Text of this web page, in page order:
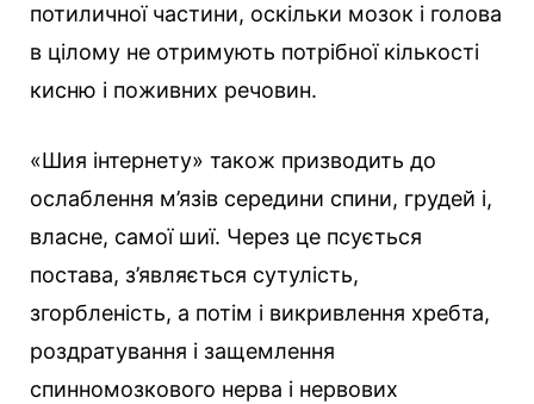
потиличної частини, оскільки мозок і голова
в цілому не отримують потрібної кількості
кисню і поживних речовин.
«Шия інтернету» також призводить до
ослаблення м’язів середини спини, грудей і,
власне, самої шиї. Через це псується
постава, з’являється сутулість,
згорбленість, а потім і викривлення хребта,
роздратування і защемлення
спинномозкового нерва і нервових